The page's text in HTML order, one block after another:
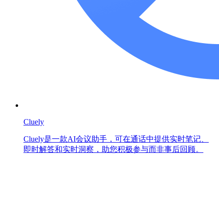
Cluely
Cluely是一款AI会议助手，可在通话中提供实时笔记、
即时解答和实时洞察，助您积极参与而非事后回顾。